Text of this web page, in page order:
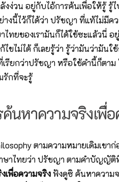
งง่วน อยู่กับไอ้การค้นเพื่อให้รู้ รู้
างนี้ไว้ก็ได้ว่า ปรัชญา ที่แท้ไม่มีค
ไทยของเรามันก็ได้ใช้ซะแล้วนี่
ขไม่ได้ ก็เลยรู้ว่า รู้ว่ามันว่ามันใ
เรียกว่าปรัชญา หรือใช้คำนี้ก็ตาม
รักที่จะรู้
นหาความจริงเพื่
ตามความหมายเดิมเขา
าษาไทยว่า ปรัชญา ตามคำบัญญั
เพื่อความจริงฟังดูซิ ค้นหาความ